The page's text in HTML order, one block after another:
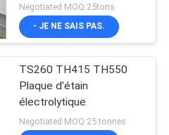
Negotiated MOQ:25tons
- JE NE SAIS PAS.
TS260 TH415 TH550
Plaque d'étain
électrolytique
Negotiated MOQ:25 tonnes